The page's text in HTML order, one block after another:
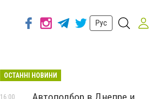
Рус
ОСТАННІ НОВИНИ
16:00